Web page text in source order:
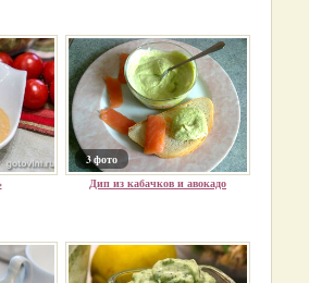
3 фото
Дип из кабачков и авокадо